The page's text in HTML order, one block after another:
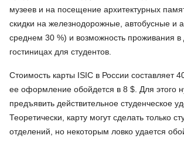
музеев и на посещение архитектурных
скидки на железнодорожные, автобусные и
среднем 30 %) и возможность проживания
гостиницах для студентов.
Стоимость карты ISIC в России составляет
ее оформление обойдется в 8 $. Для этого
предъявить действительное студенческое
Теоретически, карту могут сделать только
отделений, но некоторым ловко удается